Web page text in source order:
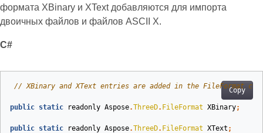
формата XBinary и XText добавляются для импорта
двоичных файлов и файлов ASCII X.
C#
Copy
// XBinary and XText entries are added in the FileFormat
public static readonly Aspose.ThreeD. FileFormat XBinary;
public static readonly Aspose.ThreeD. FileFormat XText ;